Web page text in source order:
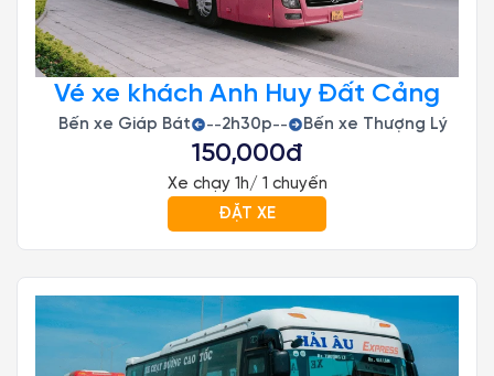
Vé xe khách Anh Huy Đất Cảng
Bến xe Giáp Bát --2h30p-- Bến xe Thượng Lý
150,000đ
Xe chạy 1h/ 1 chuyến
ĐẶT XE